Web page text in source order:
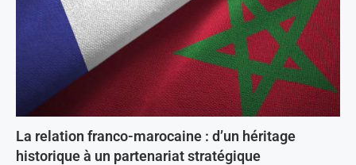
La relation franco-marocaine : d’un héritage
historique à un partenariat stratégique